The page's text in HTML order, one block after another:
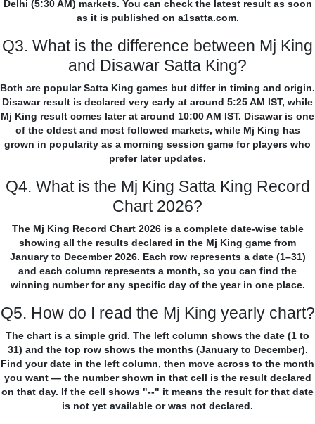
Delhi (5:30 AM) markets. You can check the latest result as soon
as it is published on a1satta.com.
Q3. What is the difference between Mj King
and Disawar Satta King?
Both are popular Satta King games but differ in timing and origin.
Disawar result is declared very early at around 5:25 AM IST, while
Mj King result comes later at around 10:00 AM IST. Disawar is one
of the oldest and most followed markets, while Mj King has
grown in popularity as a morning session game for players who
prefer later updates.
Q4. What is the Mj King Satta King Record
Chart 2026?
The Mj King Record Chart 2026 is a complete date-wise table
showing all the results declared in the Mj King game from
January to December 2026. Each row represents a date (1–31)
and each column represents a month, so you can find the
winning number for any specific day of the year in one place.
Q5. How do I read the Mj King yearly chart?
The chart is a simple grid. The left column shows the date (1 to
31) and the top row shows the months (January to December).
Find your date in the left column, then move across to the month
you want — the number shown in that cell is the result declared
on that day. If the cell shows "--" it means the result for that date
is not yet available or was not declared.